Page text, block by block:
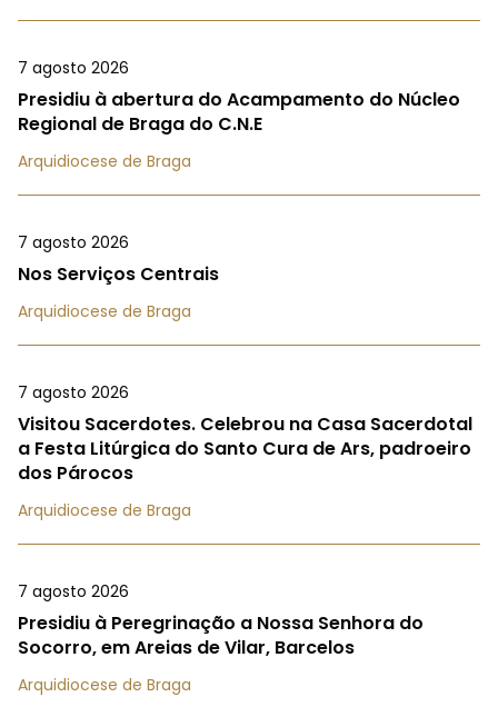
7 agosto 2026
Presidiu à abertura do Acampamento do Núcleo
Regional de Braga do C.N.E
Arquidiocese de Braga
7 agosto 2026
Nos Serviços Centrais
Arquidiocese de Braga
7 agosto 2026
Visitou Sacerdotes. Celebrou na Casa Sacerdotal
a Festa Litúrgica do Santo Cura de Ars, padroeiro
dos Párocos
Arquidiocese de Braga
7 agosto 2026
Presidiu à Peregrinação a Nossa Senhora do
Socorro, em Areias de Vilar, Barcelos
Arquidiocese de Braga